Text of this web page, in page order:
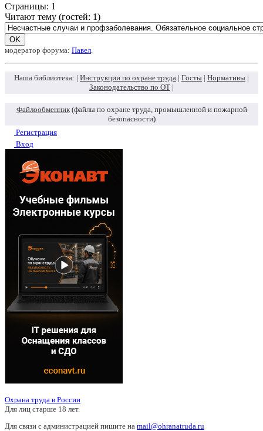
Страницы: 1
Читают тему (гостей: 1)
модератор форума: Павел
Наша библиотека: | Инструкции по охране труда | Госты | Нормативы |
Законодательство по ОТ |
Файлообменник(файлы по охране труда, промышленной и пожарной
безопасности)
Регистрация
Вход
Охрана труда в России
Для лиц старше 18 лет.
Для связи с администрацией пишите на mail@ohranatruda.ru